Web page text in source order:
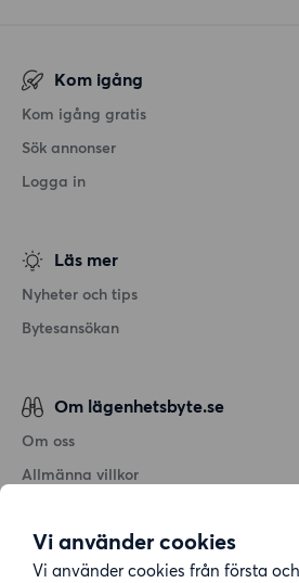
Vi använder cookies
Vi använder cookies från första
Kom igång
Kom igång gratis
Sök annonser
Logga in
Läs mer
Nyheter och tips
Bytesansökan
Om lägenhetsbyte.se
Om oss
Allmänna villkor
Cookiepolicy
Sitemap